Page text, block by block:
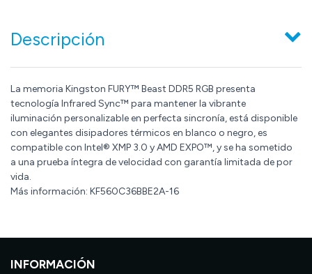
Descripción
La memoria Kingston FURY™ Beast DDR5 RGB presenta
tecnología Infrared Sync™ para mantener la vibrante
iluminación personalizable en perfecta sincronía, está disponible
con elegantes disipadores térmicos en blanco o negro, es
compatible con Intel® XMP 3.0 y AMD EXPO™, y se ha sometido
a una prueba íntegra de velocidad con garantía limitada de por
vida.
Más información: KF560C36BBE2A-16
INFORMACIÓN